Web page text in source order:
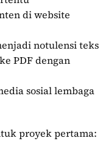
di website
notulensi teks
PDF dengan
sosial lembaga
proyek pertama: